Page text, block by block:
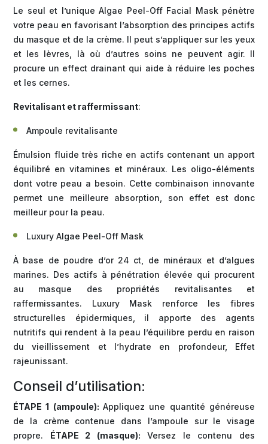
Le seul et l’unique Algae Peel-Off Facial Mask pénètre
votre peau en favorisant l’absorption des principes actifs
du masque et de la crème. Il peut s’appliquer sur les yeux
et les lèvres, là où d’autres soins ne peuvent agir. Il
procure un effect drainant qui aide à réduire les poches
et les cernes.
Revitalisant et raffermissant:
Ampoule revitalisante
Émulsion fluide très riche en actifs contenant un apport
équilibré en vitamines et minéraux. Les oligo-éléments
dont votre peau a besoin. Cette combinaison innovante
permet une meilleure absorption, son effet est donc
meilleur pour la peau.
Luxury Algae Peel-Off Mask
À base de poudre d’or 24 ct, de minéraux et d’algues
marines. Des actifs à pénétration élevée qui procurent
au masque des propriétés revitalisantes et
raffermissantes. Luxury Mask renforce les fibres
structurelles épidermiques, il apporte des agents
nutritifs qui rendent à la peau l’équilibre perdu en raison
du vieillissement et l’hydrate en profondeur, Effet
rajeunissant.
Conseil d’utilisation:
ÉTAPE 1 (ampoule): Appliquez une quantité généreuse
de la crème contenue dans l’ampoule sur le visage
propre. ÉTAPE 2 (masque): Versez le contenu des